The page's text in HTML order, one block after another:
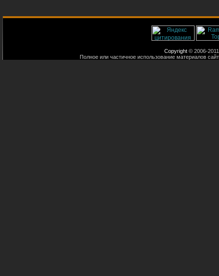
Copyright © 2006-
Полное или частичное использование материалов